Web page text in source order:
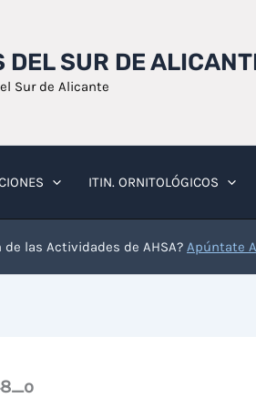
DEL SUR DE
Sur de Alicante
ITIN. ORNITOLÓGICOS
las Actividades de AHSA? Apúntate